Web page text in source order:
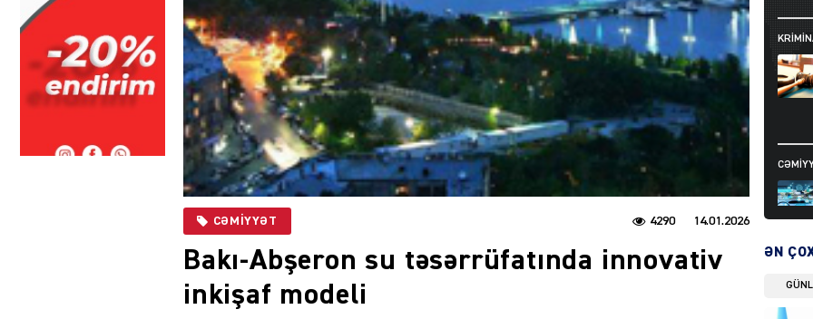
CƏMIYYƏT 14.01.2026
4290
Bakı-Abşeron su təsərrüfatında innovativ
inkişaf modeli
ƏN